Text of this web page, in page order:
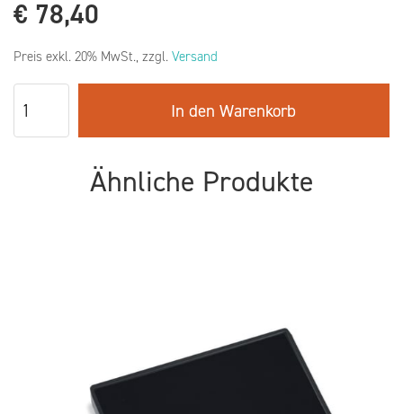
€ 78,40
Preis exkl. 20% MwSt., zzgl. Versand
In den Warenkorb
Ähnliche Produkte